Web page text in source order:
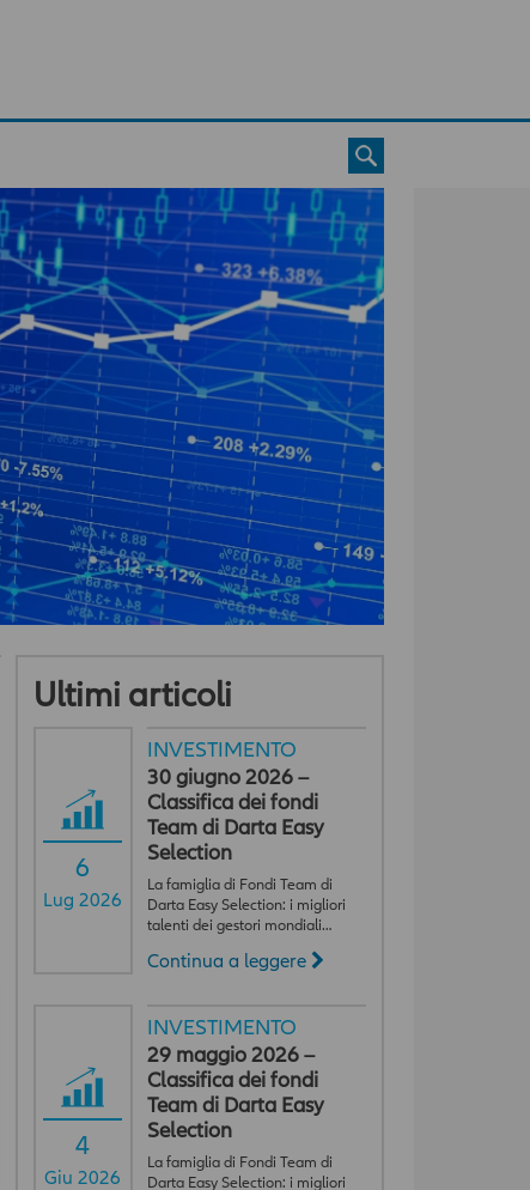
Ultimi articoli
6
Lug 2026
INVESTIMENTO
30 giugno 2026 –
Classifica dei fondi
Team di Darta Easy
Selection
La famiglia di Fondi Team di
Darta Easy Selection: i migliori
talenti dei gestori mondiali…
Continua a leggere
4
Giu 2026
INVESTIMENTO
29 maggio 2026 –
Classifica dei fondi
Team di Darta Easy
Selection
La famiglia di Fondi Team di
Darta Easy Selection: i migliori